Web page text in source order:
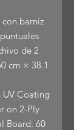
barniz
de 2
cm × 38.1
Coating
on 2-Ply
Board. 60